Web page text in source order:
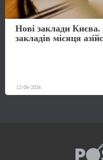
Нові заклади
закладів місяця
12-06-2026